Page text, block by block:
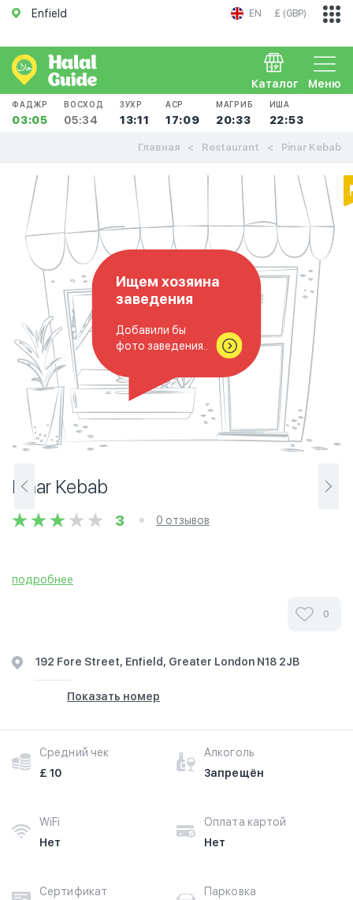
Enfield EN £ (GBP)
Меню
Каталог
ФАДЖР
03:05
ВОСХОД
05:34
ЗУХР
13:11
АСР
17:09
МАГРИБ
20:33
ИША
22:53
Главная Restaurant Pinar Kebab
Ищем хозяина
заведения
Добавили бы
фото заведения..
Pinar Kebab
3 0 отзывов
подробнее
0
192 Fore Street, Enfield, Greater London N18 2JB
Показать номер
Средний чек
£ 10
Алкоголь
Запрещён
WiFi
Нет
Оплата картой
Нет
Сертификат
Парковка